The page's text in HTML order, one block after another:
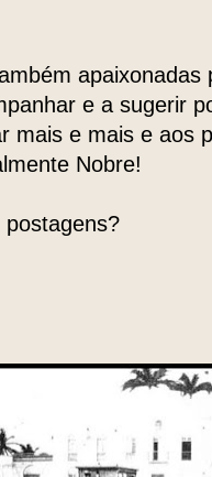
apaixonadas
e a sugerir
mais e mais e aos
Nobre!